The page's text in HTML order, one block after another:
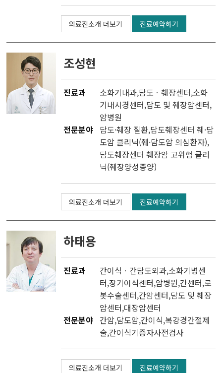
의료진소개 더보기 진료예약하기
조성현
진료과 소화기내과,담도ㆍ췌장센터,소화
기내시경센터,담도 및 췌장암센터,
암병원
전문분야 담도·췌장 질환,담도췌장센터 췌·담
도암 클리닉(췌·담도암 의심환자),
담도췌장센터 췌장암 고위험 클리
닉(췌장양성종양)
의료진소개 더보기 진료예약하기
하태용
진료과 간이식ㆍ간담도외과,소화기병센
터,장기이식센터,암병원,간센터,로
봇수술센터,간암센터,담도 및 췌장
암센터,대장암센터
전문분야 간암,담도암,간이식,복강경간절제
술,간이식기증자사전검사
의료진소개 더보기 진료예약하기